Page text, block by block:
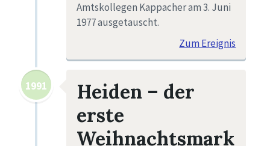
Amtskollegen Kappacher am 3. Juni
1977 ausgetauscht.
Zum Ereignis
1991
Heiden – der
erste
Weihnachtsmark